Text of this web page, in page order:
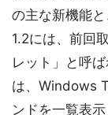
の主な新機能
1.2には、前回
レット」と呼
は、Windows
ンドを一覧表